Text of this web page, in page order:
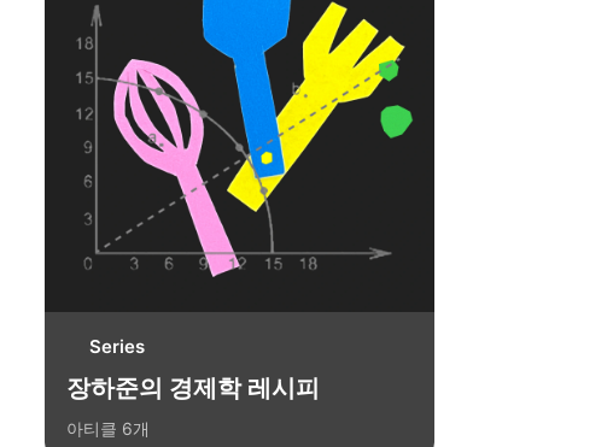
Series
장하준의 경제학 레시피
아티클 6개